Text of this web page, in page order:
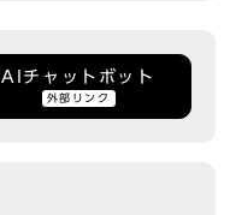
AIチャットボット
外部リンク